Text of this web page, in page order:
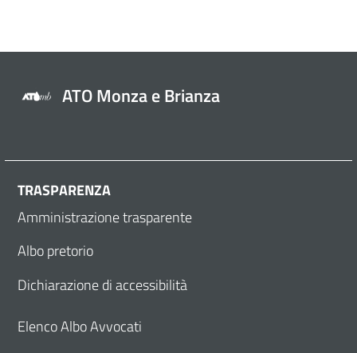
ATO Monza e Brianza
TRASPARENZA
Amministrazione trasparente
Albo pretorio
Dichiarazione di accessibilità
Elenco Albo Avvocati